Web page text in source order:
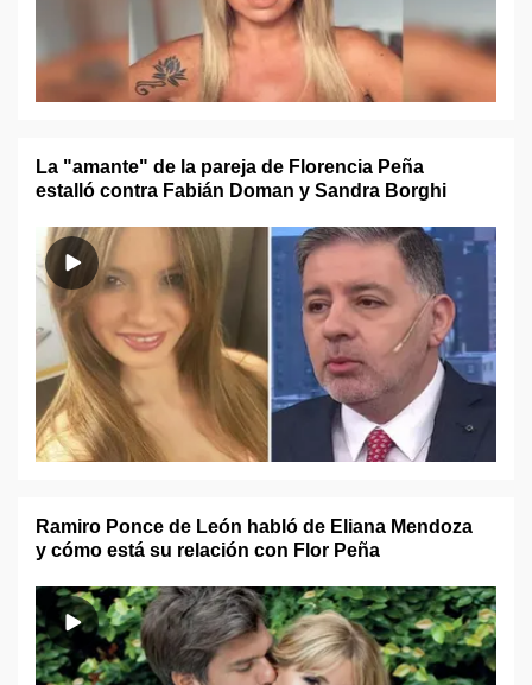
La "amante" de la pareja de Florencia Peña
estalló contra Fabián Doman y Sandra Borghi
Ramiro Ponce de León habló de Eliana Mendoza
y cómo está su relación con Flor Peña